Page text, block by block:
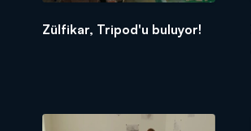
Zülfikar, Tripod'u buluyor!